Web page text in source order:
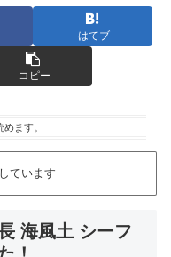
はてブ
コピー
めます。
ています
海風土 シーフ